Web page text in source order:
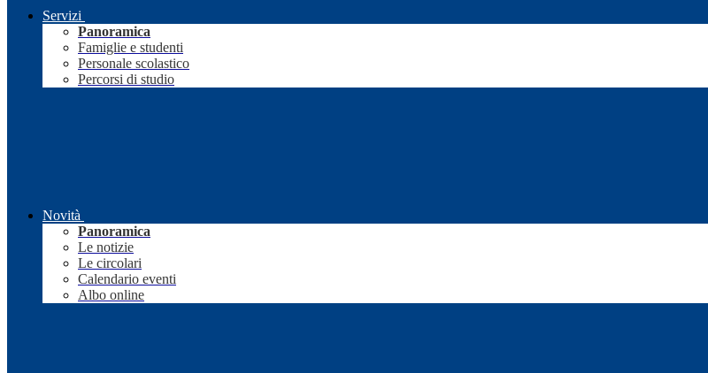
Servizi
Panoramica
Famiglie e studenti
Personale scolastico
Percorsi di studio
Novità
Panoramica
Le notizie
Le circolari
Calendario eventi
Albo online